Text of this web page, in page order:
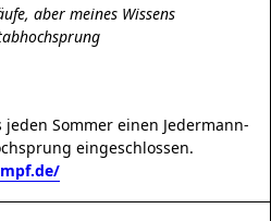
aber meines Wissens
Sommer einen Jedermann-
eingeschlossen.